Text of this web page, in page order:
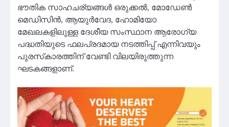
ഭൗതിക സാഹചര്യങ്ങള്‍ ഒരുക്കല്‍, മോഡേണ്‍
മെഡിസിന്‍, ആയുര്‍വേദ, ഹോമിയോ
മേഖലകളിലുള്ള ദേശീയ സംസ്ഥാന ആരോഗ്യ
പദ്ധതിയുടെ ഫലപ്രദമായ നടത്തിപ്പ് എന്നിവയും
പുരസ്‌കാരത്തിന് വേണ്ടി വിലയിരുത്തുന്ന
ഘടകങ്ങളാണ്.